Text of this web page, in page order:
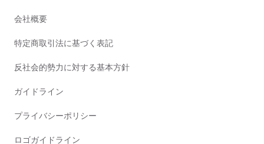
会社概要
特定商取引法に基づく表記
反社会的勢力に対する基本方針
ガイドライン
プライバシーポリシー
ロゴガイドライン